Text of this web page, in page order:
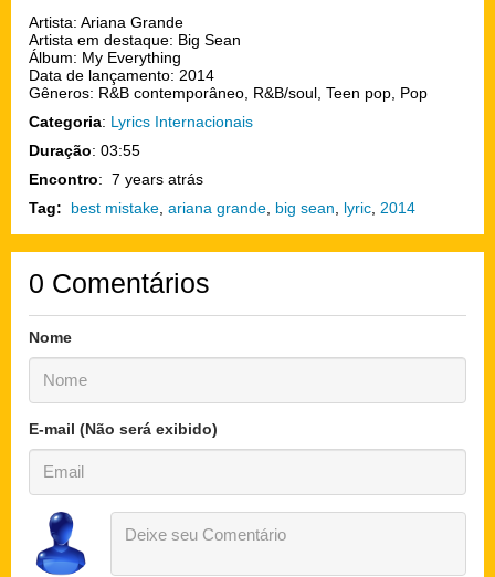
Artista: Ariana Grande
Artista em destaque: Big Sean
Álbum: My Everything
Data de lançamento: 2014
Gêneros: R&B contemporâneo, R&B/soul, Teen pop, Pop
Categoria: Lyrics Internacionais
Duração: 03:55
Encontro: 7 years atrás
Tag: best mistake ariana grande big sean lyric 2014
0 Comentários
Nome
E-mail (Não será exibido)